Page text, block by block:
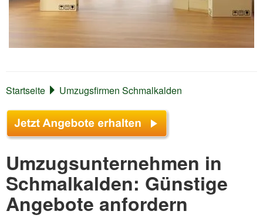
Startseite Umzugsfirmen Schmalkalden
Umzugsunternehmen in
Schmalkalden: Günstige
Angebote anfordern